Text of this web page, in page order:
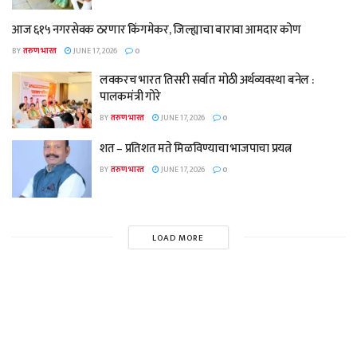
आज ६१५ नगरसेवक ठरणार किंगमेकर, जिल्ह्याचा बारावा आमदार कोण
BYतरुण भारत JUNE 17, 2026 0
लवकरच भारत तिसरी सर्वात मोठी अर्थव्यवस्था बनेल :
पालकमंत्री गोरे
BYतरुण भारत JUNE 17, 2026 0
शत – प्रतिशत मते मिळविण्याचा भाजपाचा प्रयत्न
BYतरुण भारत JUNE 17, 2026 0
LOAD MORE